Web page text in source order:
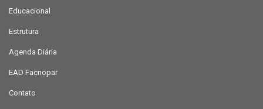
Educacional
Estrutura
Agenda Diária
EAD Facnopar
Contato